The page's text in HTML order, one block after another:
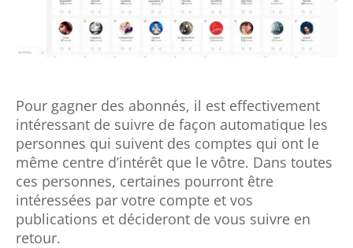
Pour gagner des abonnés, il est effectivement
intéressant de suivre de façon automatique les
personnes qui suivent des comptes qui ont le
même centre d’intérêt que le vôtre. Dans toutes
ces personnes, certaines pourront être
intéressées par votre compte et vos
publications et décideront de vous suivre en
retour.